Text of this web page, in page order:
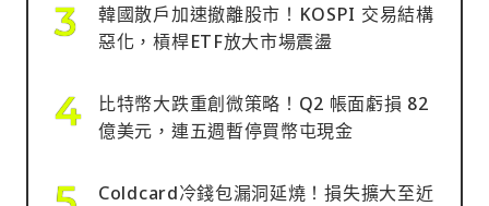
韓國散戶加速撤離股市！KOSPI 交易結構
惡化，槓桿ETF放大市場震盪
比特幣大跌重創微策略！Q2 帳面虧損 82
億美元，連五週暫停買幣屯現金
Coldcard冷錢包漏洞延燒！損失擴大至近